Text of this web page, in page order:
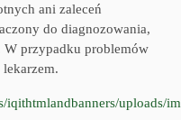
ani zaleceń
do diagnozowania,
W przypadku problemów